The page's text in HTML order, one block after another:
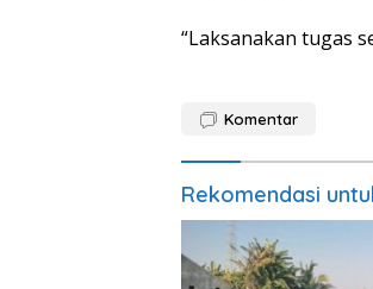
“Laksanakan tugas
Komentar
Rekomendasi